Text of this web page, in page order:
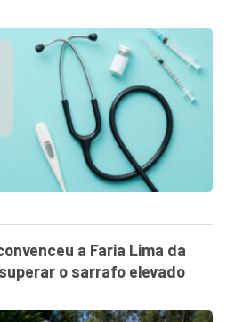
a Faria Lima da
o sarrafo elevado